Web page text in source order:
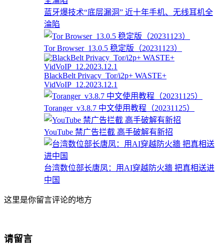
蓝牙爆技术“底层漏洞” 近十年手机、无线耳机全
淪陷
Tor Browser_13.0.5 稳定版（20231123）
BlackBelt Privacy_Tor/i2p+ WASTE+
VidVoIP_12.2023.12.1
Toranger_v3.8.7 中文使用教程（20231125）
YouTube 禁广告拦截 高手破解有新招
台湾数位部长唐凤：用AI穿越防火牆 把真相送进
中国
这里是你留言评论的地方
请留言